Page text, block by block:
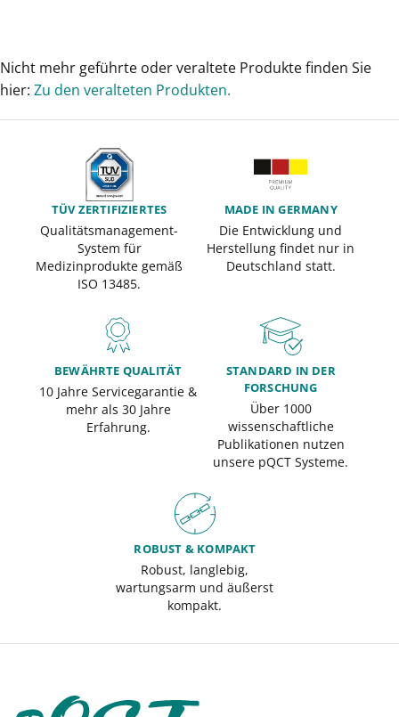
Nicht mehr geführte oder veraltete Produkte finden Sie
hier: Zu den veralteten Produkten.
TÜV ZERTIFIZIERTES
Qualitätsmanagement-
System für
Medizinprodukte gemäß
ISO 13485.
MADE IN GERMANY
Die Entwicklung und
Herstellung findet nur in
Deutschland statt.
BEWÄHRTE QUALITÄT
10 Jahre Servicegarantie &
mehr als 30 Jahre
Erfahrung.
STANDARD IN DER
FORSCHUNG
Über 1000
wissenschaftliche
Publikationen nutzen
unsere pQCT Systeme.
ROBUST & KOMPAKT
Robust, langlebig,
wartungsarm und äußerst
kompakt.